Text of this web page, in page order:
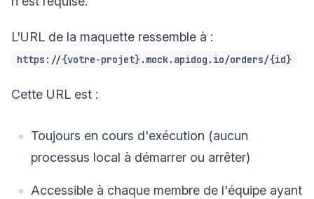
L'URL de la maquette ressemble à :
https://{votre-projet}.mock.apidog.io/orders/{id}
Cette URL est :
Toujours en cours d'exécution (aucun
processus local à démarrer ou arrêter)
Accessible à chaque membre de l'équipe ayant